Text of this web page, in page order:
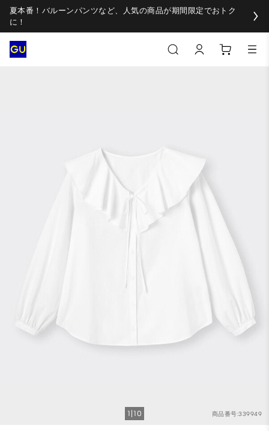
夏本番！バルーンパンツなど、人気の商品が期間限定でおトク
に！
商品番号:339949
1 10